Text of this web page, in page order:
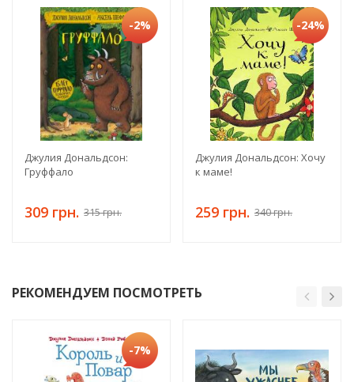
-2%
Джулия Дональдсон:
Груффало
309 грн. 315 грн.
-24%
Джулия Дональдсон: Хочу
к маме!
259 грн. 340 грн.
РЕКОМЕНДУЕМ ПОСМОТРЕТЬ
-7%